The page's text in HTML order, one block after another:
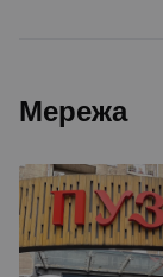
Мережа